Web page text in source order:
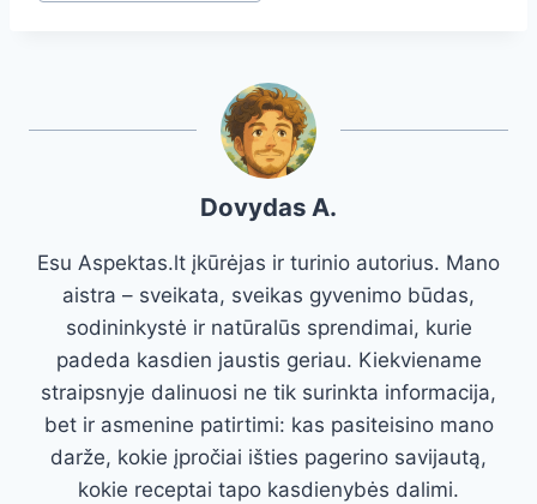
Dovydas A.
Esu Aspektas.lt įkūrėjas ir turinio autorius. Mano
aistra – sveikata, sveikas gyvenimo būdas,
sodininkystė ir natūralūs sprendimai, kurie
padeda kasdien jaustis geriau. Kiekviename
straipsnyje dalinuosi ne tik surinkta informacija,
bet ir asmenine patirtimi: kas pasiteisino mano
darže, kokie įpročiai išties pagerino savijautą,
kokie receptai tapo kasdienybės dalimi.